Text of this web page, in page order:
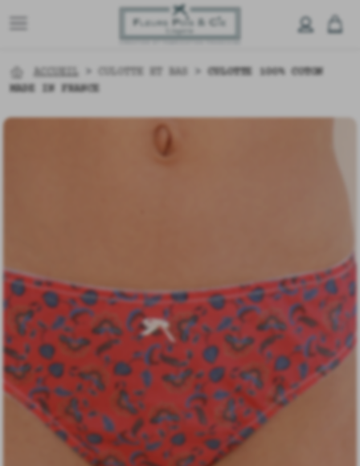
ACCUEIL > CULOTTE ET BAS >
CULOTTE 100% COTON
MADE IN FRANCE